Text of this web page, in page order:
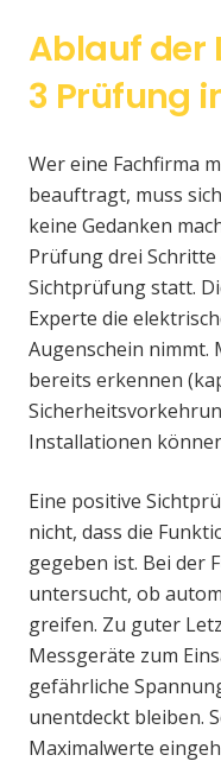
Ablauf der
3 Prüfung
Wer eine Fachfirma
beauftragt, muss
keine Gedanken
Prüfung drei
Sichtprüfung statt.
Experte die
Augenschein nimmt.
bereits erkennen
Installationen
Eine positive
nicht, dass die
gegeben ist. Bei der
untersucht, ob
greifen. Zu guter
Messgeräte zum
gefährliche
unentdeckt bleiben.
Maximalwerte